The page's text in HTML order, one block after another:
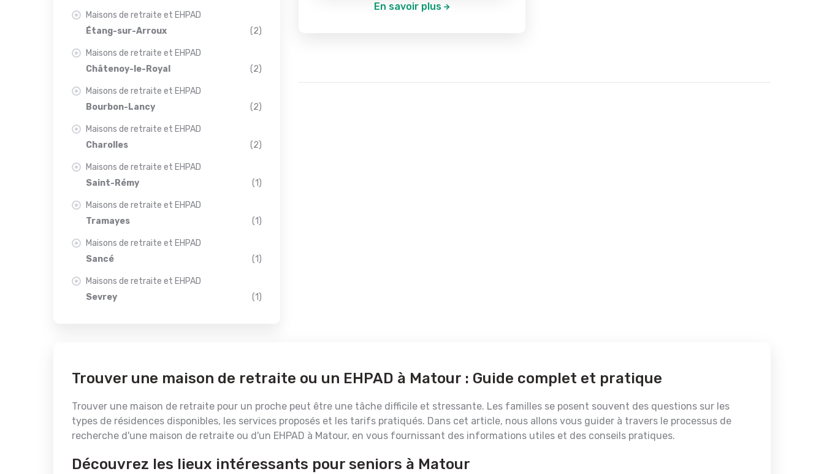
En savoir plus
Maisons de retraite et EHPAD
Étang-sur-Arroux
(2)
Maisons de retraite et EHPAD
Châtenoy-le-Royal
(2)
Maisons de retraite et EHPAD
Bourbon-Lancy
(2)
Maisons de retraite et EHPAD
Charolles
(2)
Maisons de retraite et EHPAD
Saint-Rémy
(1)
Maisons de retraite et EHPAD
Tramayes
(1)
Maisons de retraite et EHPAD
Sancé
(1)
Maisons de retraite et EHPAD
Sevrey
(1)
Trouver une maison de retraite ou un EHPAD à Matour : Guide complet et pratique
Trouver une maison de retraite pour un proche peut être une tâche difficile et stressante. Les familles se posent souvent des questions sur les
types de résidences disponibles, les services proposés et les tarifs pratiqués. Dans cet article, nous allons vous guider à travers le processus de
recherche d'une maison de retraite ou d'un EHPAD à Matour, en vous fournissant des informations utiles et des conseils pratiques.
Découvrez les lieux intéressants pour seniors à Matour